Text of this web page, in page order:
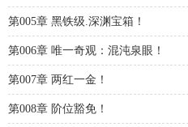
第005章 黑铁级.深渊宝箱！
第006章 唯一奇观：混沌泉眼！
第007章 两红一金！
第008章 阶位豁免！